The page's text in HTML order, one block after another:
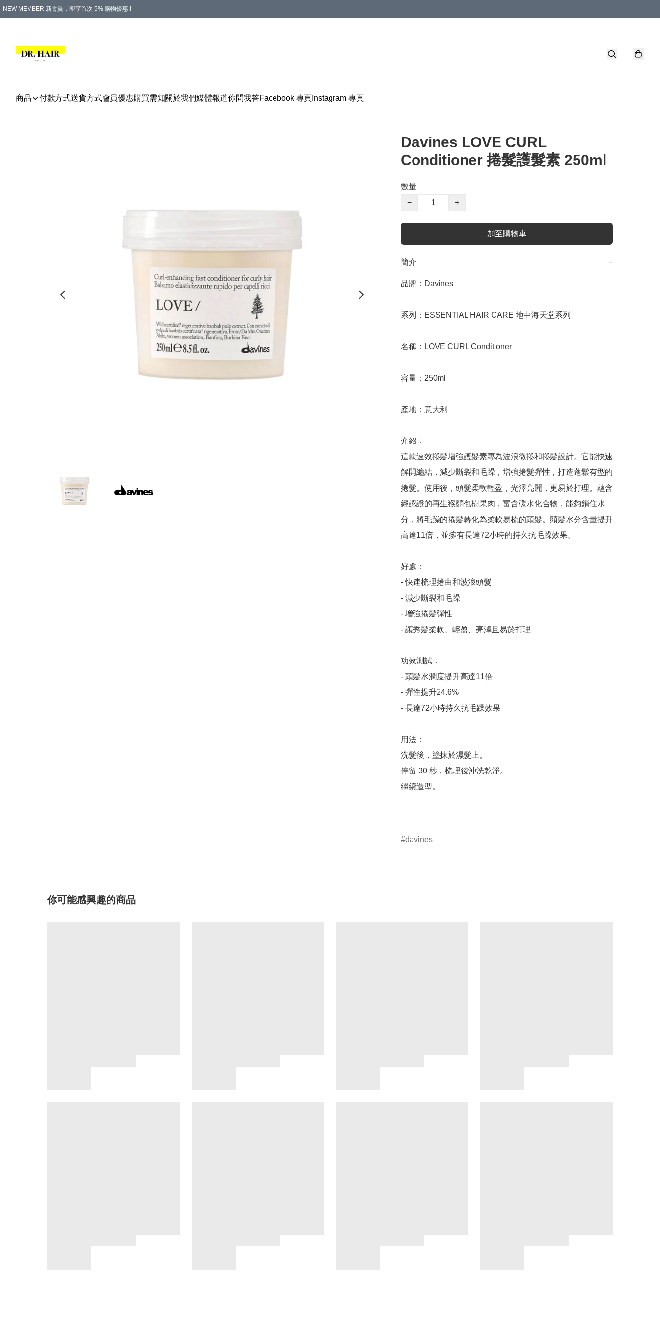
NEW MEMBER 新會員，即享首次 5% 購物優惠 !
商品 付款方式送貨方式會員優惠購買需知關於我們媒體報道你問我答Facebook 專頁 Instagram 專頁
Davines LOVE CURL
Conditioner 捲髮護髮素 250ml
數量
−
+
加至購物車
簡介 −
品牌：Davines
系列：ESSENTIAL HAIR CARE 地中海天堂系列
名稱：LOVE CURL Conditioner
容量：250ml
產地：意大利
介紹：
這款速效捲髮增強護髮素專為波浪微捲和捲髮設計。它能快速
解開纏結，減少斷裂和毛躁，增強捲髮彈性，打造蓬鬆有型的
捲髮。使用後，頭髮柔軟輕盈，光澤亮麗，更易於打理。蘊含
經認證的再生猴麵包樹果肉，富含碳水化合物，能夠鎖住水
分，將毛躁的捲髮轉化為柔軟易梳的頭髮。頭髮水分含量提升
高達11倍，並擁有長達72小時的持久抗毛躁效果。
好處：
- 快速梳理捲曲和波浪頭髮
- 減少斷裂和毛躁
- 增強捲髮彈性
- 讓秀髮柔軟、輕盈、亮澤且易於打理
功效測試：
- 頭髮水潤度提升高達11倍
- 彈性提升24.6%
- 長達72小時持久抗毛躁效果
用法：
洗髮後，塗抹於濕髮上。
停留 30 秒，梳理後沖洗乾淨。
繼續造型。
davines
你可能感興趣的商品